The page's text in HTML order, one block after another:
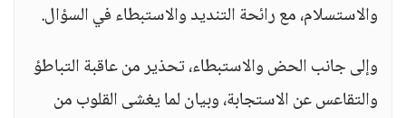
والاستسلام، مع رائحة التنديد والاستبطاء في السؤال.
وإلى جانب الحض والاستبطاء، تحذير من عاقبة التباطؤ
والتقاعس عن الاستجابة، وبيان لما يغشى القلوب من